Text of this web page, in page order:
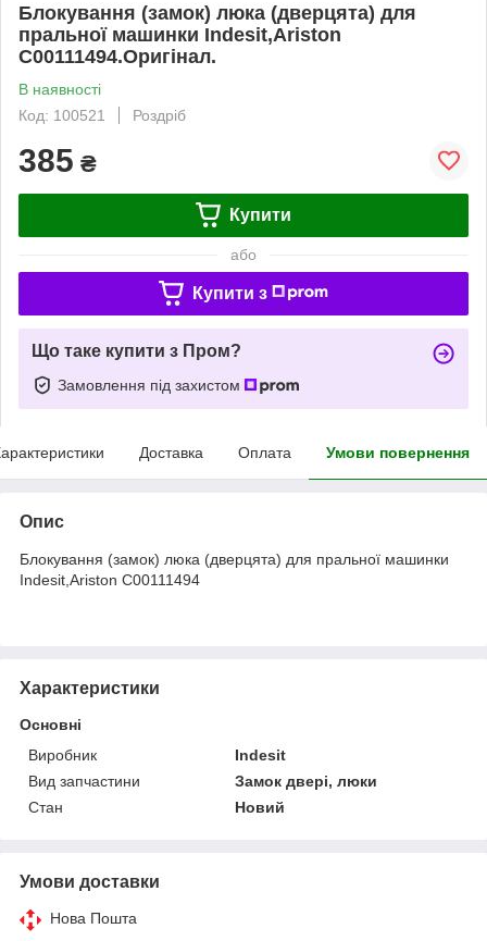
Блокування (замок) люка (дверцята) для
пральної машинки Indesit,Ariston
C00111494.Оригінал.
В наявності
Код: 100521
Роздріб
385 ₴
Купити
або
Купити з
Що таке купити з Пром?
Замовлення під захистом
Доставка Оплата Умови повернення
Опис
Блокування (замок) люка (дверцята) для пральної машинки
Indesit,Ariston C00111494
Характеристики
Основні
Виробник
Indesit
Вид запчастини
Замок двері, люки
Стан
Новий
Умови доставки
Нова Пошта